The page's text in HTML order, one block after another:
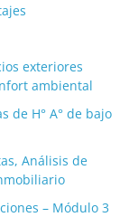
exteriores
ambiental
de H° A° de bajo
Análisis de
– Módulo 3